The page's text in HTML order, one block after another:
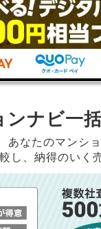
ンナビ一
あなたのマンシ
し、納得のいく